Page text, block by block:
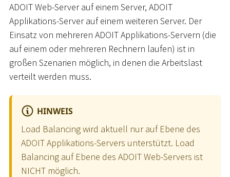
ADOIT Web-Server auf einem Server, ADOIT
Applikations-Server auf einem weiteren Server. Der
Einsatz von mehreren ADOIT Applikations-Servern (die
auf einem oder mehreren Rechnern laufen) ist in
großen Szenarien möglich, in denen die Arbeitslast
verteilt werden muss.
HINWEIS
Load Balancing wird aktuell nur auf Ebene des
ADOIT Applikations-Servers unterstützt. Load
Balancing auf Ebene des ADOIT Web-Servers ist
NICHT möglich.